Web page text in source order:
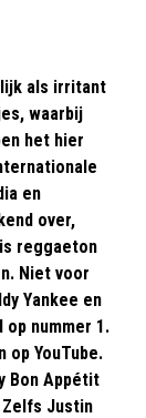
als irritant
waarbij
het hier
en
over,
reggaeton
Niet voor
Yankee en
nummer 1.
YouTube.
Bon Appétit
Zelfs Justin